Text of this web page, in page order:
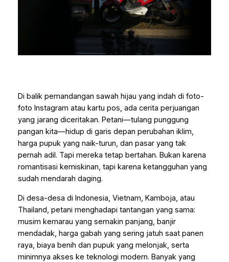
Di balik pemandangan sawah hijau yang indah di foto-
foto Instagram atau kartu pos, ada cerita perjuangan
yang jarang diceritakan. Petani—tulang punggung
pangan kita—hidup di garis depan perubahan iklim,
harga pupuk yang naik-turun, dan pasar yang tak
pernah adil. Tapi mereka tetap bertahan. Bukan karena
romantisasi kemiskinan, tapi karena ketangguhan yang
sudah mendarah daging.
Di desa-desa di Indonesia, Vietnam, Kamboja, atau
Thailand, petani menghadapi tantangan yang sama:
musim kemarau yang semakin panjang, banjir
mendadak, harga gabah yang sering jatuh saat panen
raya, biaya benih dan pupuk yang melonjak, serta
minimnya akses ke teknologi modern. Banyak yang